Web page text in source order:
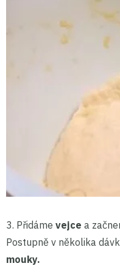
3. Přidáme vejce a
Postupně v několika
mouky.